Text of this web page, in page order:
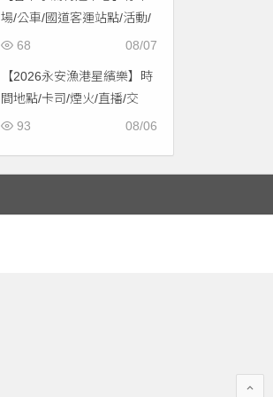
場/公車/國道客運站點/活動/
交通，啟用免費停車！ 08/07
68
【2026永安漁港星繽樂】時
間地點/卡司/煙火/直播/交
通，免費入場！
08/06
93